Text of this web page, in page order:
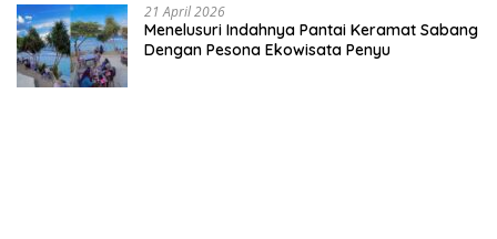
21 April 2026
Menelusuri Indahnya Pantai Keramat Sabang
Dengan Pesona Ekowisata Penyu